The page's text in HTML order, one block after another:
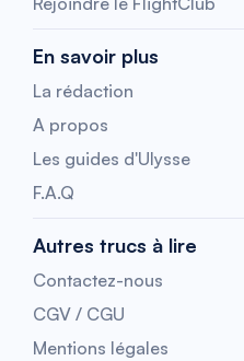
En savoir plus
La rédaction
A propos
Les guides d'Ulysse
F.A.Q
Autres trucs à lire
Contactez-nous
CGV / CGU
Mentions légales